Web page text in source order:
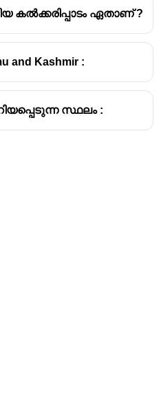
ഉൾപ്പെടുത്തി,
ട്രെയിൻ
പ്രശംസിക്കപ്പെട്ടു.
കൽക്കരിപ്പാടം ഏതാണ് ?
and Kashmir :
സ്ഥലം :